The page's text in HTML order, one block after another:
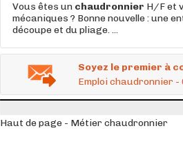
Vous êtes un chaudronnier H/F et
mécaniques ? Bonne nouvelle : une
découpe et du pliage. ...
Soyez le premier à
Emploi chaudronnier -
Haut de page - Métier chaudronnier